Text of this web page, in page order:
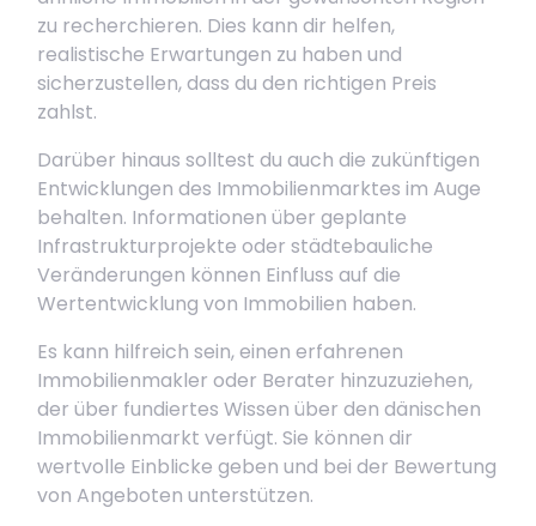
zu recherchieren. Dies kann dir helfen,
realistische Erwartungen zu haben und
sicherzustellen, dass du den richtigen Preis
zahlst.
Darüber hinaus solltest du auch die zukünftigen
Entwicklungen des Immobilienmarktes im Auge
behalten. Informationen über geplante
Infrastrukturprojekte oder städtebauliche
Veränderungen können Einfluss auf die
Wertentwicklung von Immobilien haben.
Es kann hilfreich sein, einen erfahrenen
Immobilienmakler oder Berater hinzuzuziehen,
der über fundiertes Wissen über den dänischen
Immobilienmarkt verfügt. Sie können dir
wertvolle Einblicke geben und bei der Bewertung
von Angeboten unterstützen.